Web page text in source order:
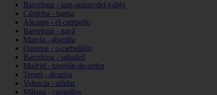
Barcelona - sant-quirze-del-vallès
Córdoba - baena
Alicante - el-campello
Barcelona - gavà
Murcia - abanilla
Ourense - o-carballiño
Barcelona - sabadell
Madrid - torrejón-de-ardoz
Teruel - alcorisa
Valencia - alfafar
Málaga - campillos